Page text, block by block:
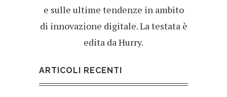
e sulle ultime tendenze in ambito
di innovazione digitale. La testata è
edita da Hurry.
ARTICOLI RECENTI